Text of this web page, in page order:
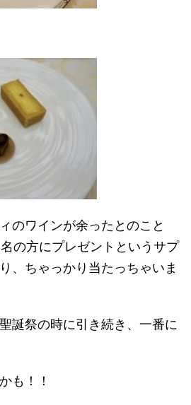
のワインが余ったとのこと
の方にプレゼントというサプ
、ちゃっかり当たっちゃいま
誕祭の時に引き続き、一番に
も！！